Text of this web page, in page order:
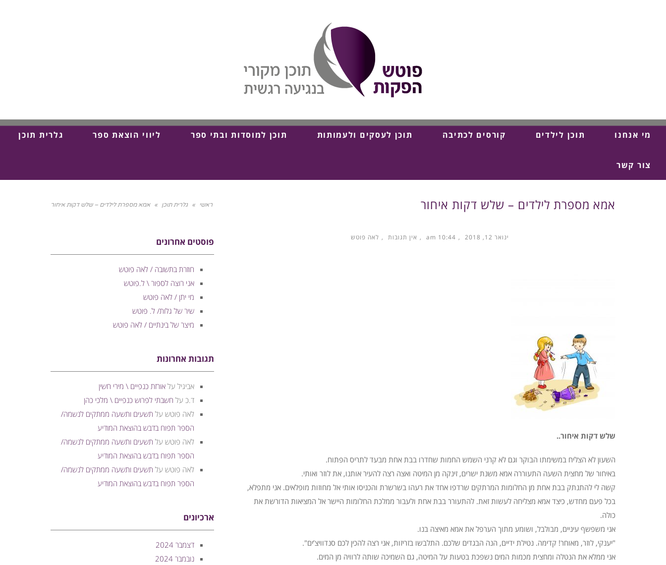
מי אנחנו תוכן לילדים קורסים לכתיבה תוכן לעסקים ולעמותות תוכן למוסדות ובתי ספר ליווי הוצאת ספר גלרית תוכן
צור קשר
אמא מספרת לילדים – שלש דקות איחור ראשי » גלרית תוכן » אמא מספרת לילדים – שלש דקות איחור
ינואר 12, 2018 10:44 am אין תגובות לאה פוטש
שלש דקות איחור..
השעון לא הצליח במשימתו הבוקר וגם לא קרני השמש החמות שחדרו בבת אחת מבעד לתריס הפתוח.
באיחור של מחצית השעה התעוררה אמא משנת ישרים, זינקה מן המיטה ואצה רצה להעיר אותנו, את לוזר ואותי.
קשה לי להתנתק בבת אחת מן החלומות המרתקים שרדפו אחד את רעהו בשרשרת והכניסו אותי אל מחוזות מופלאים. אני מתפלא,
בכל פעם מחדש, כיצד אמא מצליחה לעשות זאת. להתעורר בבת אחת ולעבור ממלכת החלומות היישר אל המציאות הדורשת את
כולה.
אני משפשף עיניים, מבולבל, ושומע מתוך הערפל את אמא מאיצה בנו.
"יענקי, לוזר, מאוחר! קדימה. נטילת ידיים, הנה הבגדים שלכם. התלבשו בזריזות, אני רצה להכין לכם סנדוויצ’ים".
אני ממלא את הנטלה ומחצית מכמות המים נשפכת בטעות על המיטה, גם השמיכה שותה לרוויה מן המים.
פוסטים אחרונים
חוזרת בתשובה / לאה פוטש
אני רוצה לספור \ ל.פוטש
מי יתן / לאה פוטש
שיר של גלות/ ל. פוטש
מיצר של בינתיים / לאה פוטש
תגובות אחרונות
אביגיל על אורזת כנפיים \ מירי חשין
ד.כ על חשבתי לפרוש כנפיים \ מלכי כהן
לאה פוטש על תשעים ותשעה ממתקים לנשמה/
הספר תפוח בדבש בהוצאת המודיע
לאה פוטש על תשעים ותשעה ממתקים לנשמה/
הספר תפוח בדבש בהוצאת המודיע
לאה פוטש על תשעים ותשעה ממתקים לנשמה/
הספר תפוח בדבש בהוצאת המודיע
ארכיונים
דצמבר 2024
נובמבר 2024